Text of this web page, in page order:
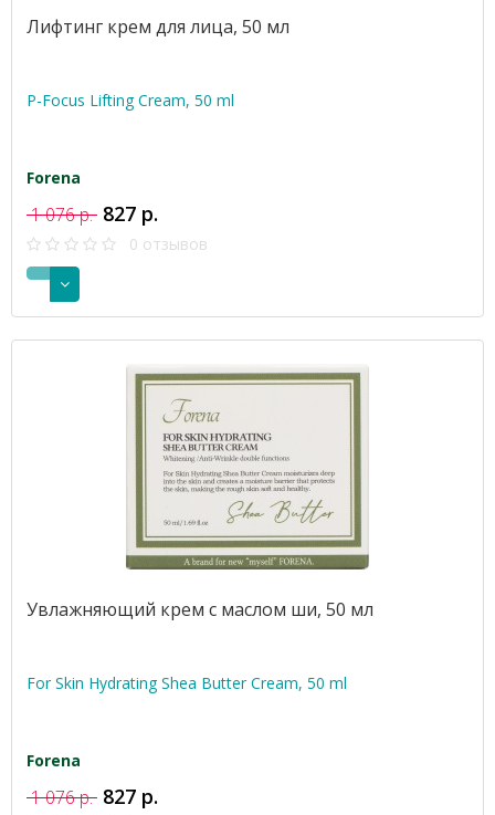
Лифтинг крем для лица, 50 мл
P-Focus Lifting Cream, 50 ml
Forena
1 076 р. 827 р.
0 отзывов
Увлажняющий крем с маслом ши, 50 мл
For Skin Hydrating Shea Butter Cream, 50 ml
Forena
1 076 р. 827 р.